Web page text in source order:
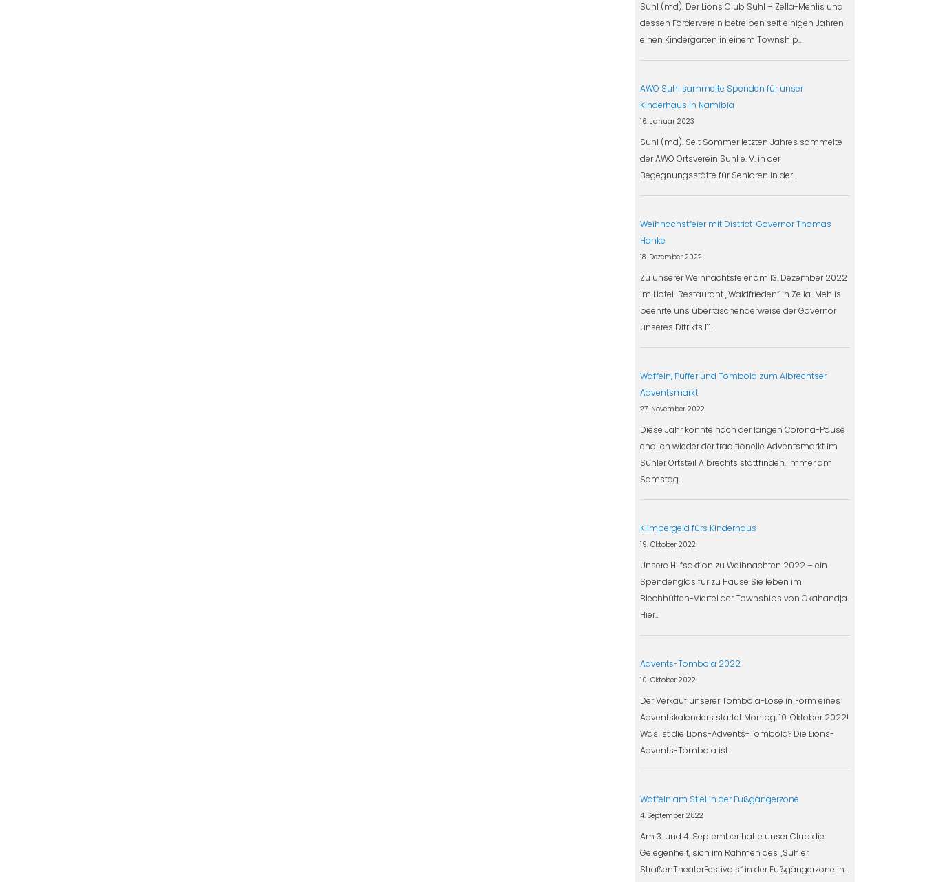
Suhl (md). Der Lions Club Suhl – Zella-Mehlis und
dessen Förderverein betreiben seit einigen Jahren
einen Kindergarten in einem Township…
AWO Suhl sammelte Spenden für unser
Kinderhaus in Namibia
16. Januar 2023
Suhl (md). Seit Sommer letzten Jahres sammelte
der AWO Ortsverein Suhl e. V. in der
Begegnungsstätte für Senioren in der…
Weihnachstfeier mit District-Governor Thomas
Hanke
18. Dezember 2022
Zu unserer Weihnachtsfeier am 13. Dezember 2022
im Hotel-Restaurant „Waldfrieden“ in Zella-Mehlis
beehrte uns überraschenderweise der Governor
unseres Ditrikts 111…
Waffeln, Puffer und Tombola zum Albrechtser
Adventsmarkt
27. November 2022
Diese Jahr konnte nach der langen Corona-Pause
endlich wieder der traditionelle Adventsmarkt im
Suhler Ortsteil Albrechts stattfinden. Immer am
Samstag…
Klimpergeld fürs Kinderhaus
19. Oktober 2022
Unsere Hilfsaktion zu Weihnachten 2022 – ein
Spendenglas für zu Hause Sie leben im
Blechhütten-Viertel der Townships von Okahandja.
Hier…
Advents-Tombola 2022
10. Oktober 2022
Der Verkauf unserer Tombola-Lose in Form eines
Adventskalenders startet Montag, 10. Oktober 2022!
Was ist die Lions-Advents-Tombola? Die Lions-
Advents-Tombola ist…
Waffeln am Stiel in der Fußgängerzone
4. September 2022
Am 3. und 4. September hatte unser Club die
Gelegenheit, sich im Rahmen des „Suhler
StraßenTheaterFestivals“ in der Fußgängerzone in…